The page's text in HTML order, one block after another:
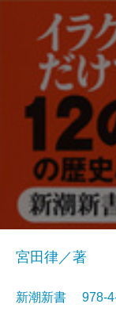
宮田律／著
新潮新書 978-